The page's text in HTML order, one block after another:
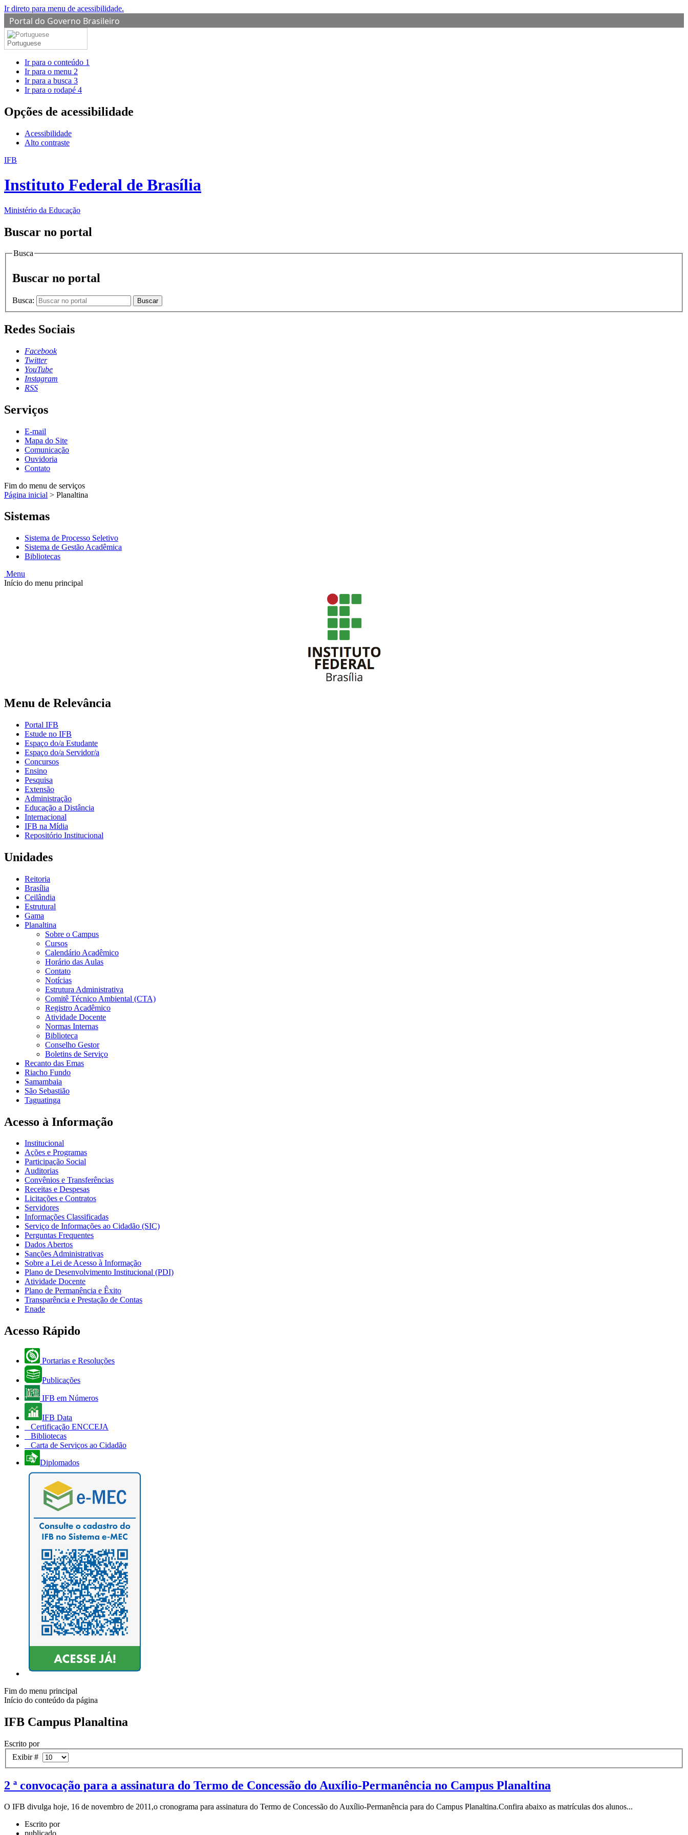
Ir direto para menu de acessibilidade.
Portal do Governo Brasileiro
Portuguese
Ir para o conteúdo 1
Ir para o menu 2
Ir para a busca 3
Ir para o rodapé 4
Opções de acessibilidade
Acessibilidade
Alto contraste
IFB
Instituto Federal de Brasília
Ministério da Educação
Buscar no portal
Busca
Buscar no portal
Busca: Buscar
Redes Sociais
Facebook
Twitter
YouTube
Instagram
RSS
Serviços
E-mail
Mapa do Site
Comunicação
Ouvidoria
Contato
Fim do menu de serviços
Página inicial > Planaltina
Sistemas
Sistema de Processo Seletivo
Sistema de Gestão Acadêmica
Bibliotecas
Menu
Início do menu principal
Menu de Relevância
Portal IFB
Estude no IFB
Espaço do/a Estudante
Espaço do/a Servidor/a
Concursos
Ensino
Pesquisa
Extensão
Administração
Educação a Distância
Internacional
IFB na Mídia
Repositório Institucional
Unidades
Reitoria
Brasília
Ceilândia
Estrutural
Gama
Planaltina
Sobre o Campus
Cursos
Calendário Acadêmico
Horário das Aulas
Contato
Notícias
Estrutura Administrativa
Comitê Técnico Ambiental (CTA)
Registro Acadêmico
Atividade Docente
Normas Internas
Biblioteca
Conselho Gestor
Boletins de Serviço
Recanto das Emas
Riacho Fundo
Samambaia
São Sebastião
Taguatinga
Acesso à Informação
Institucional
Ações e Programas
Participação Social
Auditorias
Convênios e Transferências
Receitas e Despesas
Licitações e Contratos
Servidores
Informações Classificadas
Serviço de Informações ao Cidadão (SIC)
Perguntas Frequentes
Dados Abertos
Sanções Administrativas
Sobre a Lei de Acesso à Informação
Plano de Desenvolvimento Institucional (PDI)
Atividade Docente
Plano de Permanência e Êxito
Transparência e Prestação de Contas
Enade
Acesso Rápido
Portarias e Resoluções
Publicações
IFB em Números
IFB Data
Certificação ENCCEJA
Bibliotecas
Carta de Serviços ao Cidadão
Diplomados
Fim do menu principal
Início do conteúdo da página
IFB Campus Planaltina
Escrito por
Exibir #
2 ª convocação para a assinatura do Termo de Concessão do Auxílio-Permanência no Campus Planaltina
O IFB divulga hoje, 16 de novembro de 2011,o cronograma para assinatura do Termo de Concessão do Auxílio-Permanência para do Campus Planaltina.Confira abaixo as matrículas dos alunos...
Escrito por